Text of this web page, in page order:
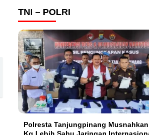
TNI – POLRI
Polresta Tanjungpinang